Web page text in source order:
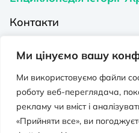
Ми цінуємо вашу
Ми використовуємо файли
роботу веб-переглядача,
рекламу чи вміст і
«Прийняти все», ви
Контакти
Видавництва на Порталі
Політика
Публічна оферта